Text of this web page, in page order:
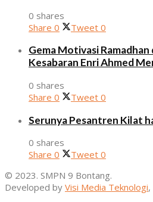
0 shares
Share 0 Tweet 0
Gema Motivasi
Kesabaran Enri Ahmed
0 shares
Share 0 Tweet 0
Serunya Pesantren Kilat
0 shares
Share 0 Tweet 0
© 2023. SMPN 9 Bontang.
Developed by Visi Media Teknologi